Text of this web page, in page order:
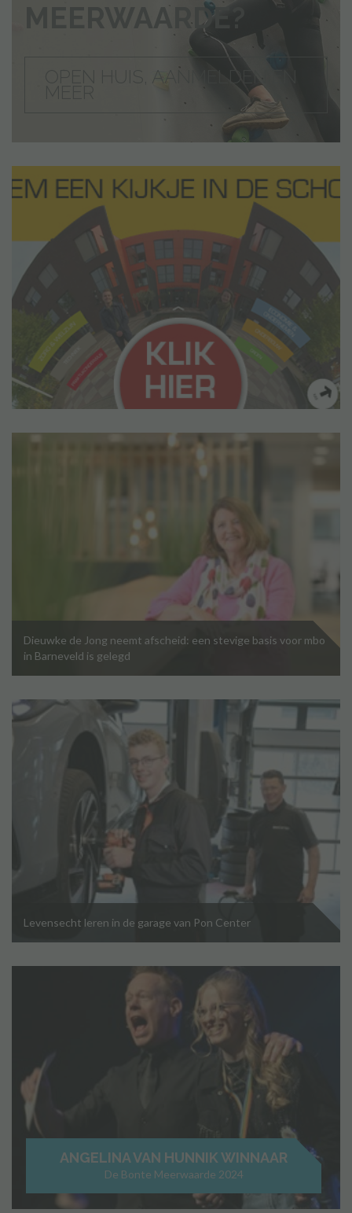
MEERWAARDE?
OPEN HUIS, AANMELDEN EN
Dieuwke de Jong neemt afscheid: een stevige basis voor mbo
in Barneveld is gelegd
Levensecht leren in de garage van Pon Center
ANGELINA VAN HUNNIK WINNAAR
De Bonte Meerwaarde 2024